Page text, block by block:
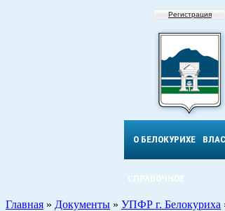
Регистрация
О БЕЛОКУРИХЕ
СПРАВОЧНОЕ
Главная » Документы » УПФР г. Белокуриха